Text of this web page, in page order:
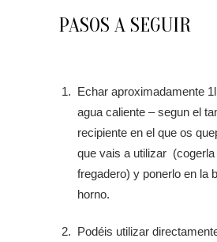
PASOS A SEGUIR
Echar aproximadamente
agua caliente – segun el
recipiente en el que os
que vais a utilizar (cogerla
fregadero) y ponerlo en la
horno.
Podéis utilizar